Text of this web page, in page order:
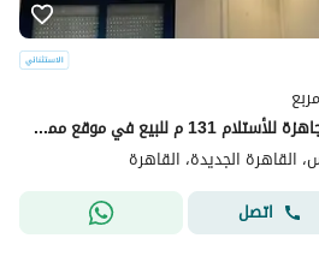
فرصة استثنائية للشراء شقة جاهزة للأستلام 131 م للبيع في موقع مميز في كمبوند فيليت Villette by SODIC الجولدن سكوير التجمع الخامس القاهره الجديده 3 غرف
القاهرة الجديدة، القاهرة
اتصل